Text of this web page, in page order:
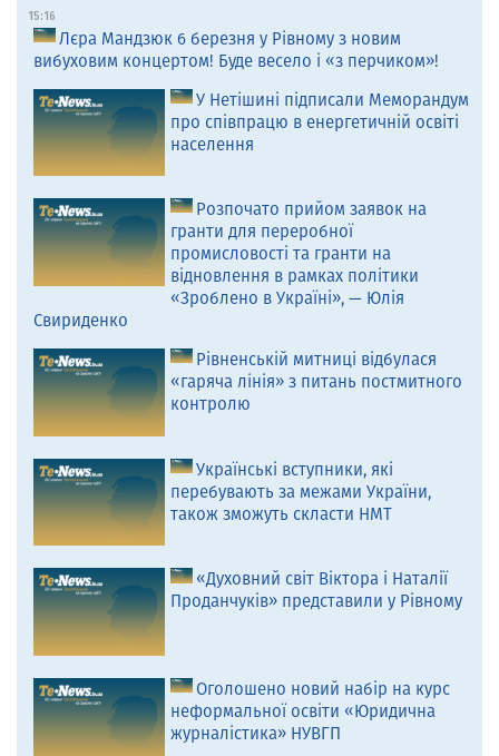
15:16
Лєра Мандзюк 6 березня у Рівному з новим
вибуховим концертом! Буде весело і «з перчиком»!
У Нетішині підписали Меморандум
про співпрацю в енергетичній освіті
населення
Розпочато прийом заявок на
гранти для переробної
промисловості та гранти на
відновлення в рамках політики
«Зроблено в Україні», — Юлія
Свириденко
Рівненській митниці відбулася
«гаряча лінія» з питань постмитного
контролю
Українські вступники, які
перебувають за межами України,
також зможуть скласти НМТ
«Духовний світ Віктора і Наталії
Проданчуків» представили у Рівному
Оголошено новий набір на курс
неформальної освіти «Юридична
журналістика» НУВГП